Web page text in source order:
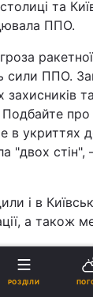
та
ППО.
сили ППО.
захисників
про
в укриттях
"двох стін",
і в
а також
Працює ППО.
у
РОЗДІЛИ